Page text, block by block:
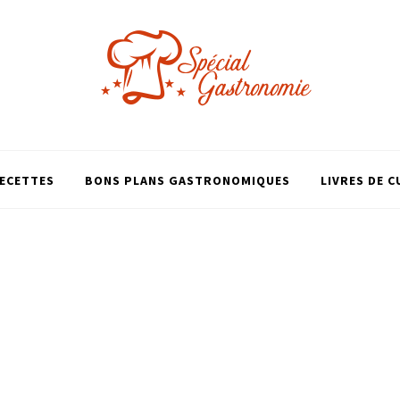
BONS PLANS GASTRONOMIQUES LIVRES DE